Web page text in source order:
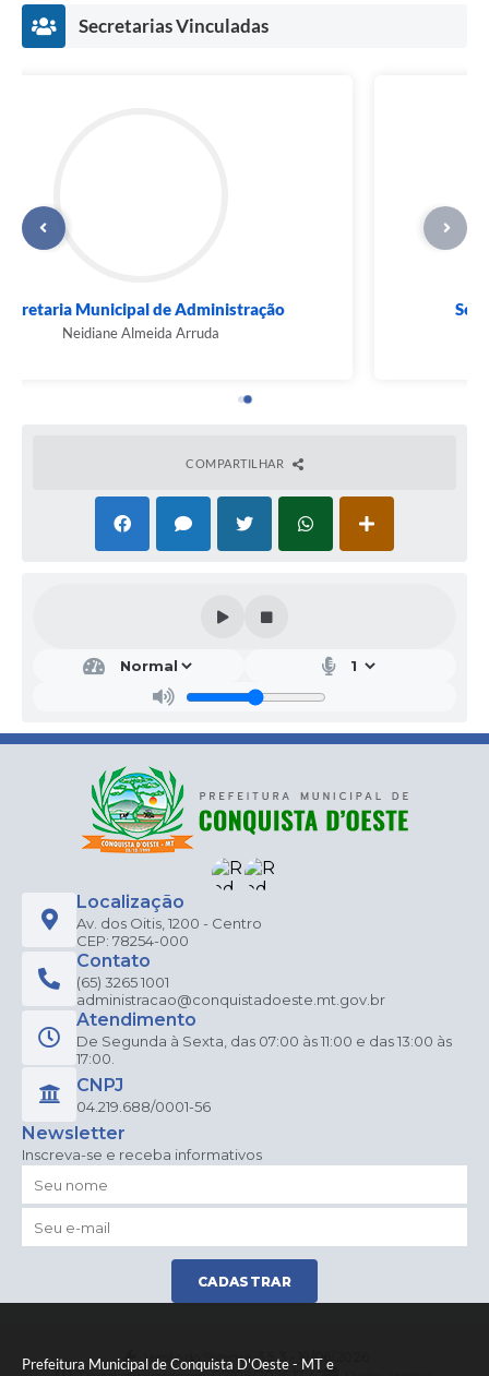
Prefeitura Municipal de Conquista D'Oeste - MT e
Secretarias Vinculadas
Secretaria Municipal de Ação Social
Nalva Graciote
COMPARTILHAR
Localização
Av. dos Oitis, 1200 - Centro
CEP: 78254-000
Contato
(65) 3265 1001
administracao@conquistadoeste.mt.gov.br
Atendimento
De Segunda à Sexta, das 07:00 às 11:00 e das 13:00 às
17:00.
CNPJ
04.219.688/0001-56
Newsletter
Inscreva-se e receba informativos
CADASTRAR
Versão do Sistema:3.5.3 - 19/06/2026